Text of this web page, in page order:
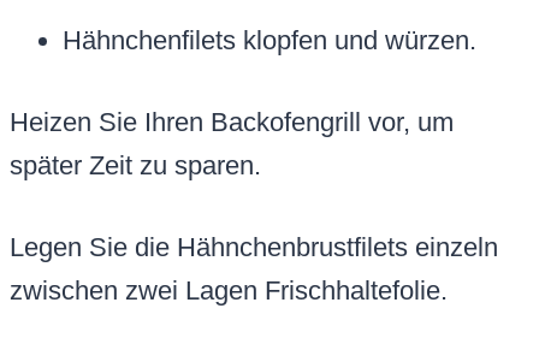
Hähnchenfilets klopfen und würzen.
Heizen Sie Ihren Backofengrill vor, um
später Zeit zu sparen.
Legen Sie die Hähnchenbrustfilets einzeln
zwischen zwei Lagen Frischhaltefolie.